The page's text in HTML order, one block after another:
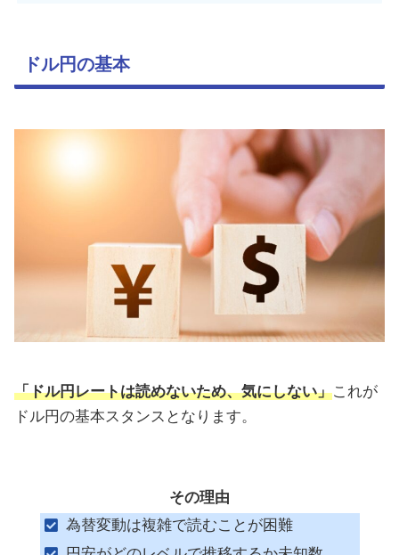
ドル円の基本
「ドル円レートは読めないため、気にしない」これが
ドル円の基本スタンスとなります。
その理由
為替変動は複雑で読むことが困難